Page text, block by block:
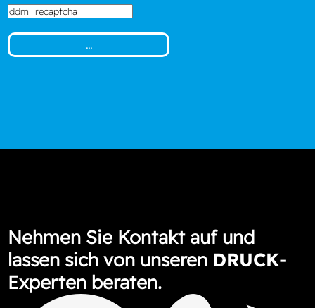
Nehmen Sie Kontakt auf und
lassen sich von unseren DRUCK-
Experten beraten.